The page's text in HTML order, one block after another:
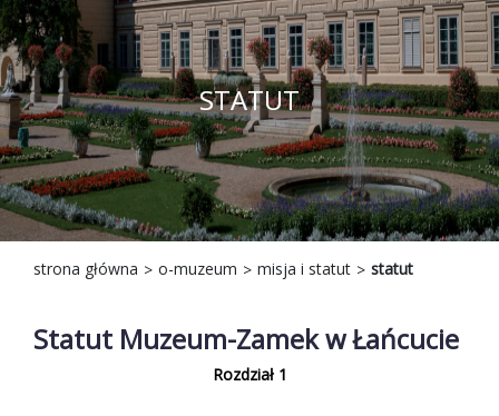
STATUT
strona główna o-muzeum misja i statut statut
Statut Muzeum-Zamek w Łańcucie
Rozdział 1